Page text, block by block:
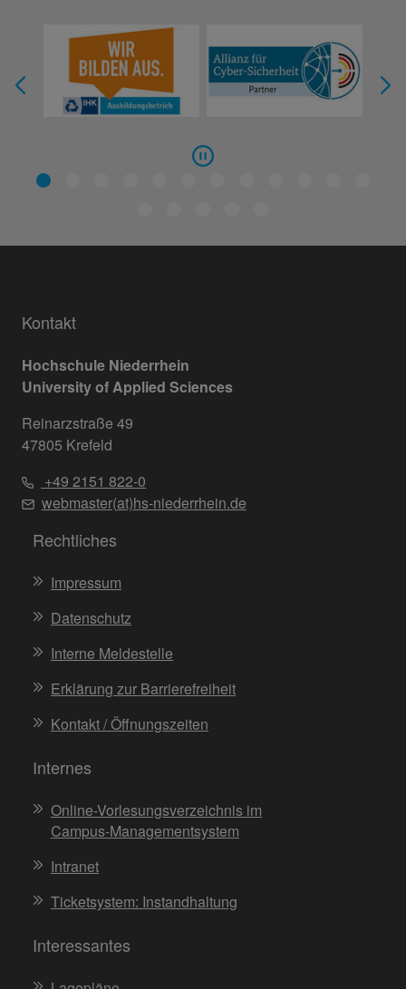
Kontakt
Hochschule Niederrhein
University of Applied Sciences
Reinarzstraße 49
47805 Krefeld
+49 2151 822-0
webmaster(at)hs-niederrhein.de
Rechtliches
Impressum
Datenschutz
Interne Meldestelle
Erklärung zur Barrierefreiheit
Kontakt / Öffnungszeiten
Internes
Online-Vorlesungsverzeichnis im
Campus-Managementsystem
Intranet
Ticketsystem: Instandhaltung
Interessantes